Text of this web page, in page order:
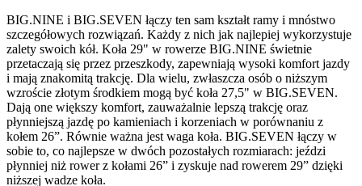
BIG.NINE i BIG.SEVEN łączy ten sam kształt ramy i mnóstwo
szczegółowych rozwiązań. Każdy z nich jak najlepiej wykorzystuje
zalety swoich kół. Koła 29" w rowerze BIG.NINE świetnie
przetaczają się przez przeszkody, zapewniają wysoki komfort jazdy
i mają znakomitą trakcję. Dla wielu, zwłaszcza osób o niższym
wzroście złotym środkiem mogą być koła 27,5" w BIG.SEVEN.
Dają one większy komfort, zauważalnie lepszą trakcję oraz
płynniejszą jazdę po kamieniach i korzeniach w porównaniu z
kołem 26”. Równie ważna jest waga koła. BIG.SEVEN łączy w
sobie to, co najlepsze w dwóch pozostałych rozmiarach: jeździ
płynniej niż rower z kołami 26” i zyskuje nad rowerem 29” dzięki
niższej wadze koła.